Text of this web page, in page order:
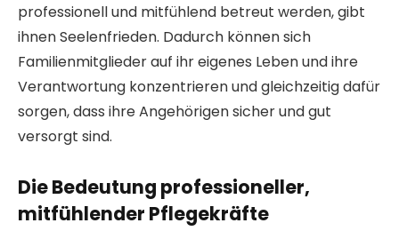
professionell und mitfühlend betreut werden, gibt
ihnen Seelenfrieden. Dadurch können sich
Familienmitglieder auf ihr eigenes Leben und ihre
Verantwortung konzentrieren und gleichzeitig dafür
sorgen, dass ihre Angehörigen sicher und gut
versorgt sind.
Die Bedeutung professioneller,
mitfühlender Pflegekräfte